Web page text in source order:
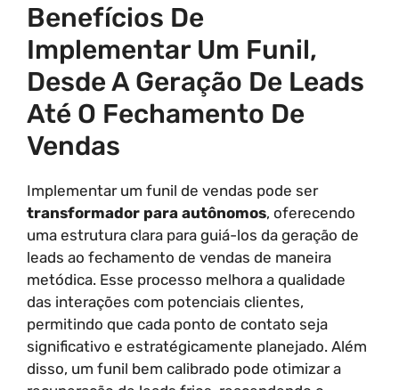
Benefícios De
Implementar Um Funil,
Desde A Geração De Leads
Até O Fechamento De
Vendas
Implementar um funil de vendas pode ser
transformador para autônomos, oferecendo
uma estrutura clara para guiá-los da geração de
leads ao fechamento de vendas de maneira
metódica. Esse processo melhora a qualidade
das interações com potenciais clientes,
permitindo que cada ponto de contato seja
significativo e estratégicamente planejado. Além
disso, um funil bem calibrado pode otimizar a